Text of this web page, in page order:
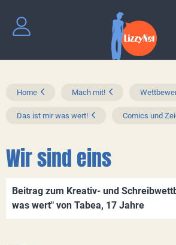
Home Mach mit!
Das ist mir was wert! Comics und
Wir sind eins
Beitrag zum Kreativ- und
was wert" von Tabea, 17 Jahre